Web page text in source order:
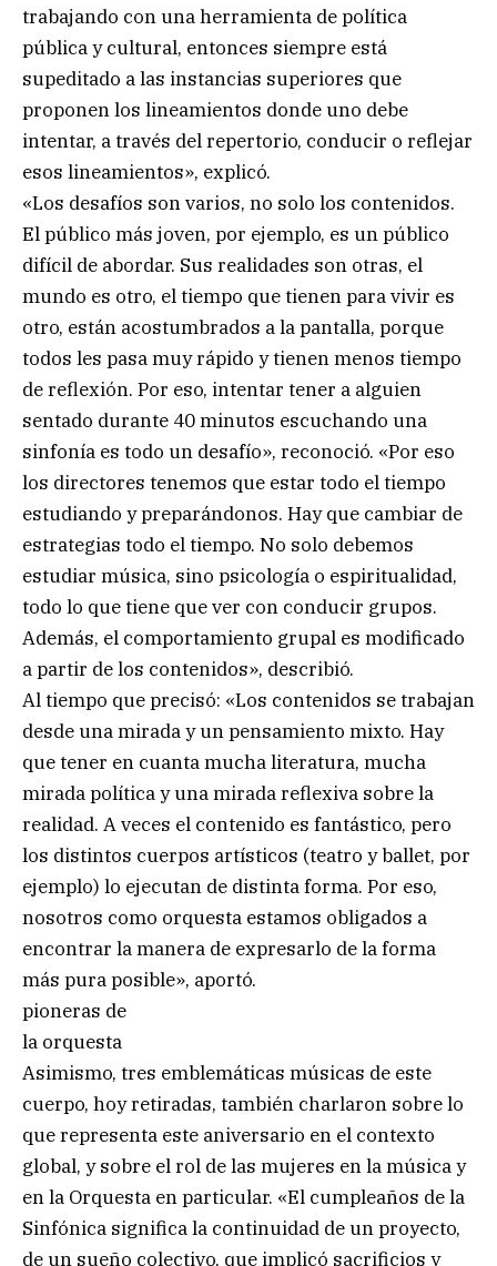
trabajando con una herramienta de política
pública y cultural, entonces siempre está
supeditado a las instancias superiores que
proponen los lineamientos donde uno debe
intentar, a través del repertorio, conducir o reflejar
esos lineamientos», explicó.
«Los desafíos son varios, no solo los contenidos.
El público más joven, por ejemplo, es un público
difícil de abordar. Sus realidades son otras, el
mundo es otro, el tiempo que tienen para vivir es
otro, están acostumbrados a la pantalla, porque
todos les pasa muy rápido y tienen menos tiempo
de reflexión. Por eso, intentar tener a alguien
sentado durante 40 minutos escuchando una
sinfonía es todo un desafío», reconoció. «Por eso
los directores tenemos que estar todo el tiempo
estudiando y preparándonos. Hay que cambiar de
estrategias todo el tiempo. No solo debemos
estudiar música, sino psicología o espiritualidad,
todo lo que tiene que ver con conducir grupos.
Además, el comportamiento grupal es modificado
a partir de los contenidos», describió.
Al tiempo que precisó: «Los contenidos se trabajan
desde una mirada y un pensamiento mixto. Hay
que tener en cuanta mucha literatura, mucha
mirada política y una mirada reflexiva sobre la
realidad. A veces el contenido es fantástico, pero
los distintos cuerpos artísticos (teatro y ballet, por
ejemplo) lo ejecutan de distinta forma. Por eso,
nosotros como orquesta estamos obligados a
encontrar la manera de expresarlo de la forma
más pura posible», aportó.
pioneras de
la orquesta
Asimismo, tres emblemáticas músicas de este
cuerpo, hoy retiradas, también charlaron sobre lo
que representa este aniversario en el contexto
global, y sobre el rol de las mujeres en la música y
en la Orquesta en particular. «El cumpleaños de la
Sinfónica significa la continuidad de un proyecto,
de un sueño colectivo, que implicó sacrificios y